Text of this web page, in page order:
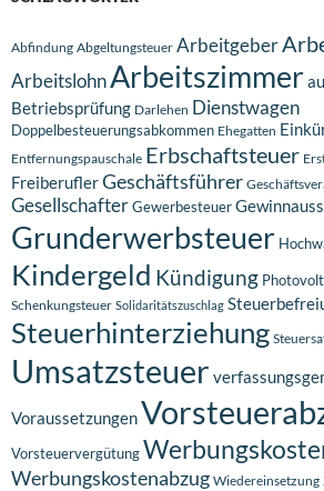
Abfindung Abgeltungsteuer Arbeitgeber
ArbeitslohnArbeitszimmer
Betriebsprüfung Darlehen Dienstwagen
Doppelbesteuerungsabkommen Ehegatten
Entfernungspauschale Erbschaftsteuer
FreiberuflerGeschäftsführer
GesellschafterGewerbesteuer
Grunderwerbsteuer
Kindergeld Kündigung
Schenkungsteuer Solidaritätszuschlag
Steuerhinterziehung
Umsatzsteuer
Voraussetzungen
Vorsteuervergütung
Werbungskostenabzug Wiedereinsetzung